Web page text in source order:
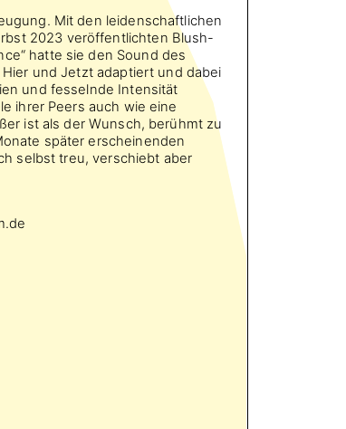
Mit den leidenschaftlichen
2023 veröffentlichten Blush-
hatte sie den Sound des
und Jetzt adaptiert und dabei
und fesselnde Intensität
ihrer Peers auch wie eine
ist als der Wunsch, berühmt zu
später erscheinenden
selbst treu, verschiebt aber